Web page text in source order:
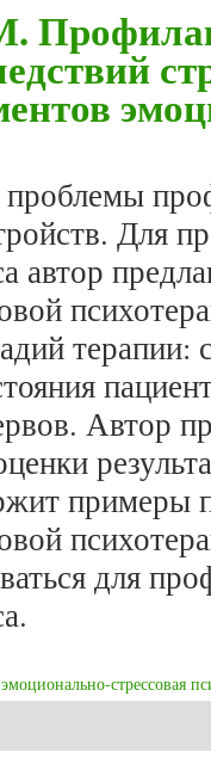
проблемы
Для
автор
терапии:
Автор
примеры
для
эмоционально-стрессовая